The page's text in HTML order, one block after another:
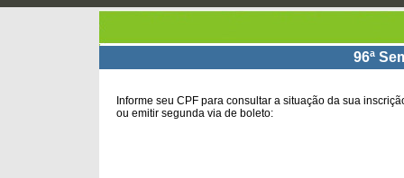
96ª
Informe seu CPF para consultar a situação da sua
ou emitir segunda via de boleto: